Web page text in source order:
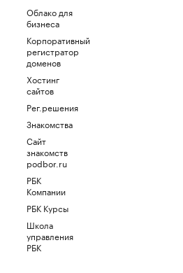
Облако для
бизнеса
Корпоративный
регистратор
доменов
Хостинг
сайтов
Рег.решения
Знакомства
Сайт
знакомств
podbor.ru
РБК
Компании
РБК Курсы
Школа
управления
РБК